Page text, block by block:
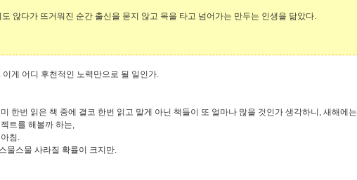
않다가 뜨거워진 순간 출신을 묻지 않고 목을 타고 넘어가는 만두는 인생을 닮았다.
게 어디 후천적인 노력만으로 될 일인가.
한번 읽은 책 중에 결코 한번 읽고 말게 아닌 책들이 또 얼마나 많을 것인가 생각하니, 새해에는
트를 해볼까 하는,
침.
물스물 사라질 확률이 크지만.